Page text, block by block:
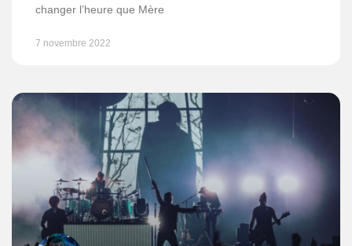
changer l’heure que Mère
7 novembre 2022